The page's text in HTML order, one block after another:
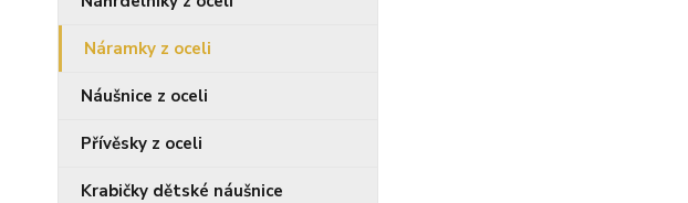
Náramky z oceli
Náušnice z oceli
Přívěsky z oceli
Krabičky dětské náušnice